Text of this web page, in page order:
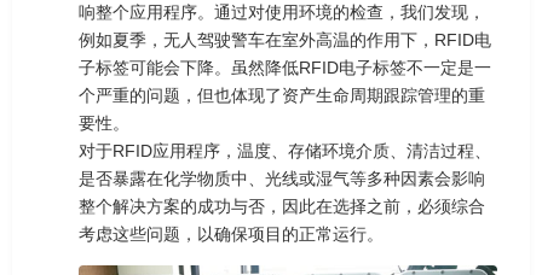
响整个应用程序。通过对使用环境的检查，我们发现，
例如夏季，无人驾驶警车在室外高温的作用下，RFID电
子标签可能会下降。虽然降低RFID电子标签不一定是一
个严重的问题，但也体现了资产生命周期跟踪管理的重
要性。
对于RFID应用程序，温度、存储环境介质、清洁过程、
是否暴露在化学物质中、光线或湿气等多种因素会影响
整个解决方案的成功与否，因此在选择之前，必须综合
考虑这些问题，以确保项目的正常运行。